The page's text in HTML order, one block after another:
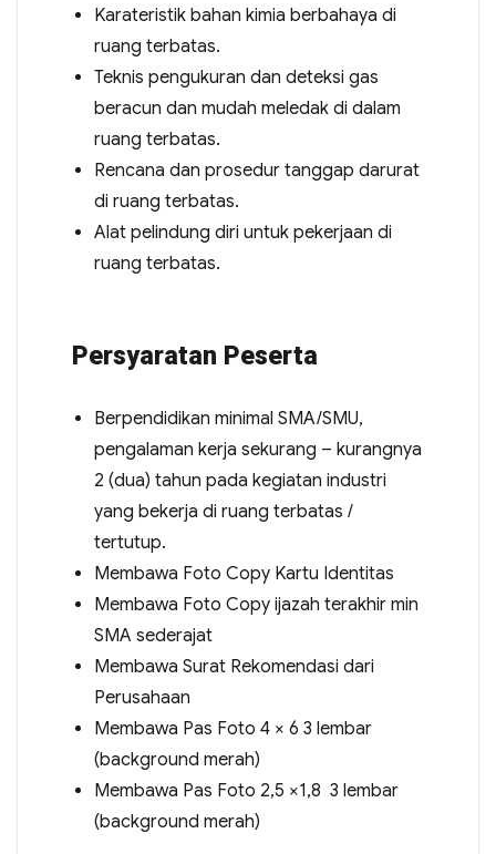
Karateristik bahan kimia berbahaya di
ruang terbatas.
Teknis pengukuran dan deteksi gas
beracun dan mudah meledak di dalam
ruang terbatas.
Rencana dan prosedur tanggap darurat
di ruang terbatas.
Alat pelindung diri untuk pekerjaan di
ruang terbatas.
Persyaratan Peserta
Berpendidikan minimal SMA/SMU,
pengalaman kerja sekurang – kurangnya
2 (dua) tahun pada kegiatan industri
yang bekerja di ruang terbatas /
tertutup.
Membawa Foto Copy Kartu Identitas
Membawa Foto Copy ijazah terakhir min
SMA sederajat
Membawa Surat Rekomendasi dari
Perusahaan
Membawa Pas Foto 4 × 6 3 lembar
(background merah)
Membawa Pas Foto 2,5 ×1,8 3 lembar
(background merah)